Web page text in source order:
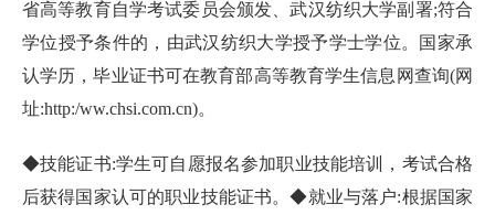
省高等教育自学考试委员会颁发、武汉纺织大学副署;符合
学位授予条件的，由武汉纺织大学授予学士学位。国家承
认学历，毕业证书可在教育部高等教育学生信息网查询(网
址:http:/ww.chsi.com.cn)。
◆技能证书:学生可自愿报名参加职业技能培训，考试合格
后获得国家认可的职业技能证书。◆就业与落户:根据国家